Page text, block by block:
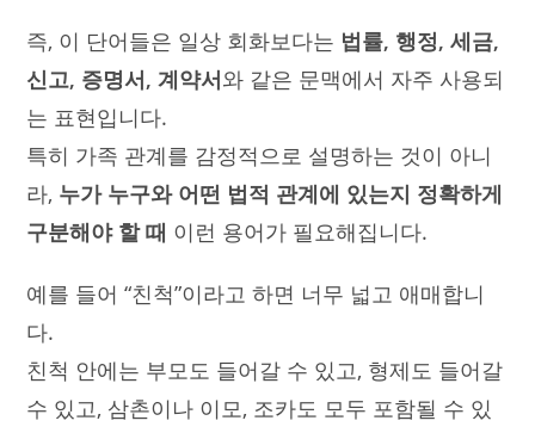
즉, 이 단어들은 일상 회화보다는 법률, 행정, 세금,
신고, 증명서, 계약서와 같은 문맥에서 자주 사용되
는 표현입니다.
특히 가족 관계를 감정적으로 설명하는 것이 아니
라, 누가 누구와 어떤 법적 관계에 있는지 정확하게
구분해야 할 때 이런 용어가 필요해집니다.
예를 들어 “친척”이라고 하면 너무 넓고 애매합니
다.
친척 안에는 부모도 들어갈 수 있고, 형제도 들어갈
수 있고, 삼촌이나 이모, 조카도 모두 포함될 수 있